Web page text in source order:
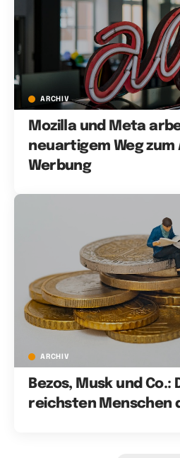
ARCHIV
Mozilla und Meta
neuartigem Weg zum
Werbung
ARCHIV
Bezos, Musk und Co.:
reichsten Menschen